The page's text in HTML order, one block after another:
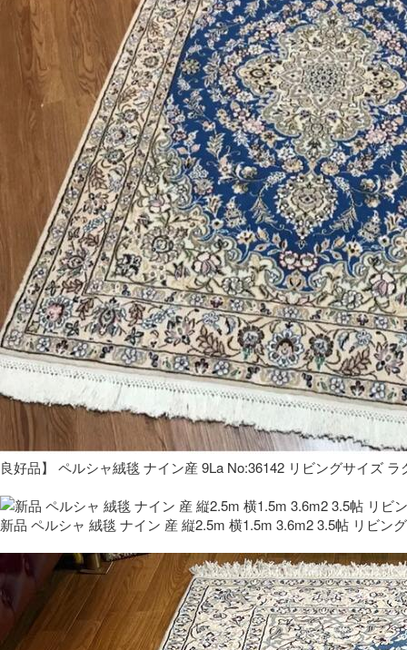
良好品】 ペルシャ絨毯 ナイン産 9La No:36142 リビングサイズ ラ
新品 ペルシャ 絨毯 ナイン 産 縦2.5m 横1.5m 3.6m2 3.5帖 リビング